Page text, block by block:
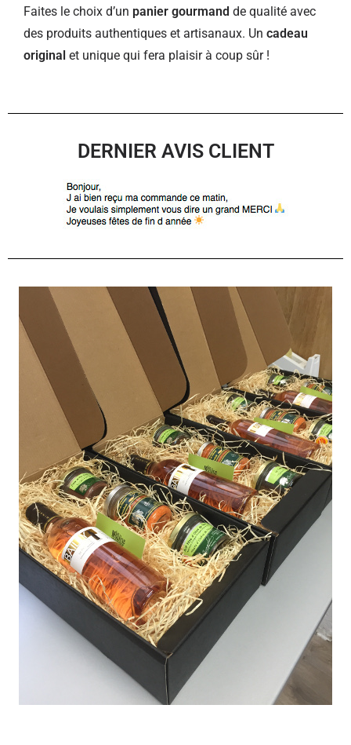
Faites le choix d’un panier gourmand de qualité avec
des produits authentiques et artisanaux. Un cadeau
original et unique qui fera plaisir à coup sûr !
DERNIER AVIS CLIENT